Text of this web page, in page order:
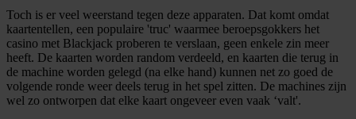
Toch is er veel weerstand tegen deze apparaten. Dat komt omdat
kaartentellen, een populaire 'truc' waarmee beroepsgokkers het
casino met Blackjack proberen te verslaan, geen enkele zin meer
heeft. De kaarten worden random verdeeld, en kaarten die terug in
de machine worden gelegd (na elke hand) kunnen net zo goed de
volgende ronde weer deels terug in het spel zitten. De machines zijn
wel zo ontworpen dat elke kaart ongeveer even vaak ‘valt'.